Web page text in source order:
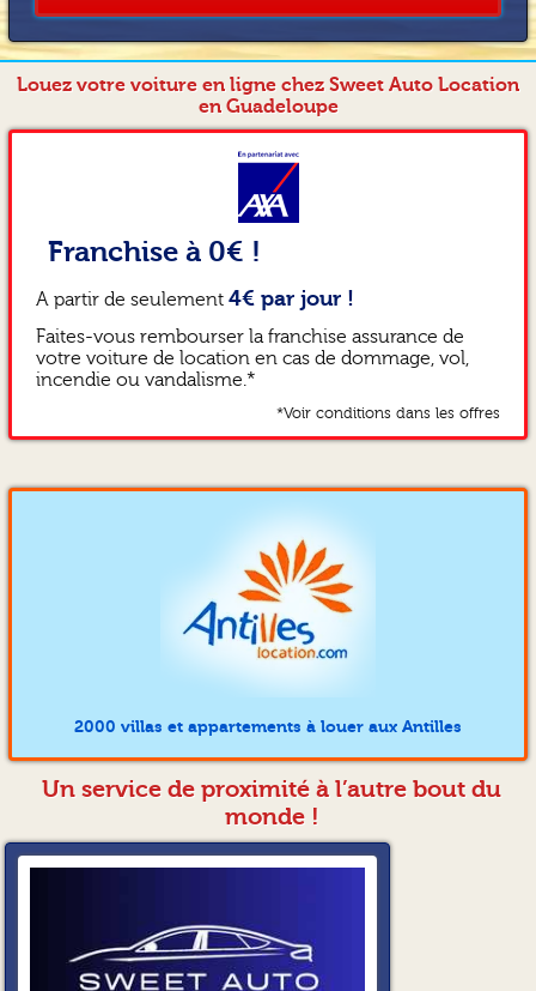
Louez votre voiture en ligne chez Sweet Auto Location
en Guadeloupe
Franchise à 0€ !
A partir de seulement 4€ par jour !
Faites-vous rembourser la franchise assurance de
votre voiture de location en cas de dommage, vol,
incendie ou vandalisme.*
*Voir conditions dans les offres
2000 villas et appartements à louer aux Antilles
Un service de proximité à l’autre bout du
monde !